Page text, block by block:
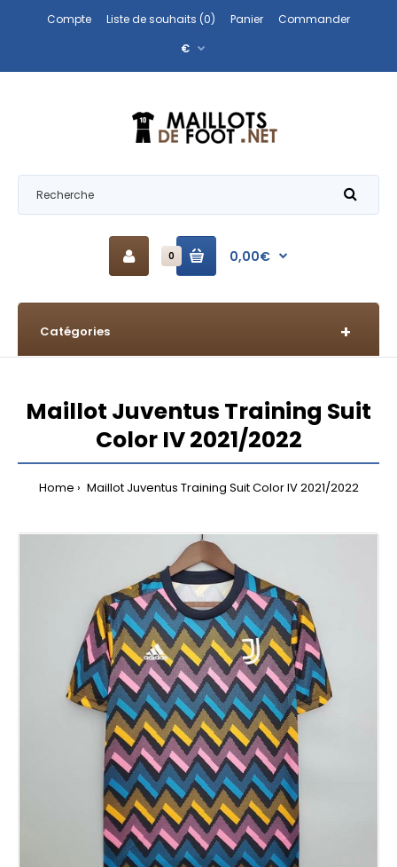
Compte Liste de souhaits (0) Panier
Commander
€
0 0,00€
Catégories
Maillot Juventus Training Suit
Color IV 2021/2022
Home Maillot Juventus Training Suit Color IV 2021/2022